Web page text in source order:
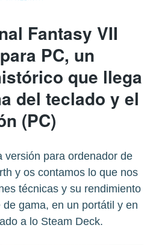
Fantasy VII
para PC, un
que llega
del teclado y el
(PC)
versión para ordenador de
y os contamos lo que nos
técnicas y su rendimiento
gama, en un portátil y en
a lo Steam Deck.